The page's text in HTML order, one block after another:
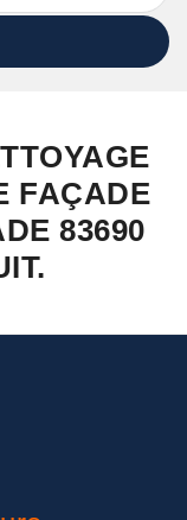
FAÇADE
83690